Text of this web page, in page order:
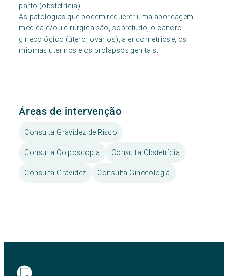
parto (obstetrícia).
As patologias que podem requerer uma abordagem
médica e/ou cirúrgica são, sobretudo, o cancro
ginecológico (útero, ovários), a endometriose, os
miomas uterinos e os prolapsos genitais.
Áreas de intervenção
Consulta Gravidez de Risco
Consulta Colposcopia Consulta Obstetrícia
Consulta Gravidez Consulta Ginecologia